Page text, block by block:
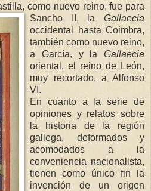
como nuevo reino, fue para
Sancho II,
laGallaecia
occidental hasta Coimbra,
también como nuevo reino,
a García, y
la Gallaecia
oriental, el reino de León,
muy recortado, a Alfonso
VI.
En cuanto a la serie de
opiniones y relatos sobre
la historia de la región
gallega, deformados y
acomodados a la
conveniencia nacionalista,
tienen como único fin la
invención de un origen